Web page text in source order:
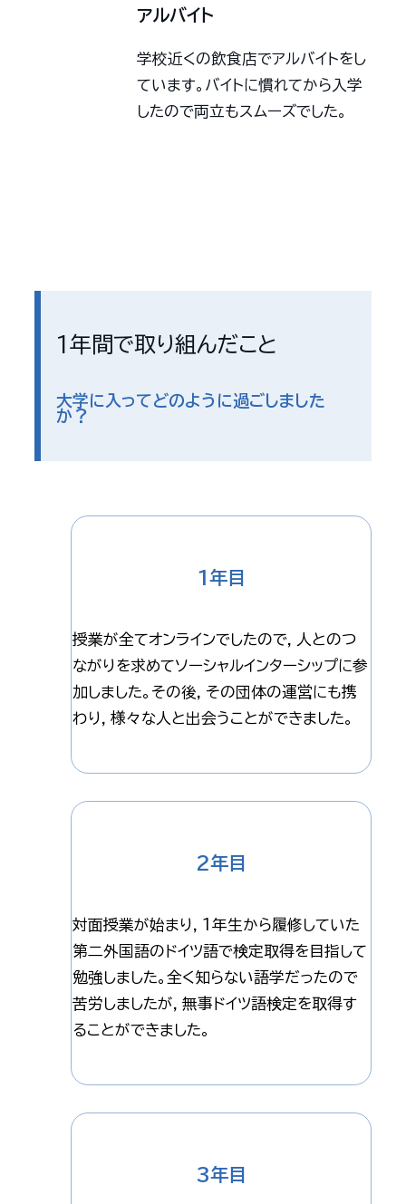
アルバイト
学校近くの飲食店でアルバイトをし
ています。バイトに慣れてから入学
したので両立もスムーズでした。
1年間で取り組んだこと
大学に入ってどのように過ごしました
か？
1年目
授業が全てオンラインでしたので，人とのつ
ながりを求めてソーシャルインターシップに参
加しました。その後，その団体の運営にも携
わり，様々な人と出会うことができました。
2年目
対面授業が始まり，1年生から履修していた
第二外国語のドイツ語で検定取得を目指して
勉強しました。全く知らない語学だったので
苦労しましたが，無事ドイツ語検定を取得す
ることができました。
3年目